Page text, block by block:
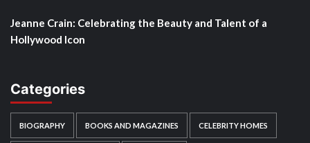
Jeanne Crain: Celebrating the Beauty and Talent of a
Hollywood Icon
Categories
BIOGRAPHY BOOKS AND MAGAZINES CELEBRITY HOMES